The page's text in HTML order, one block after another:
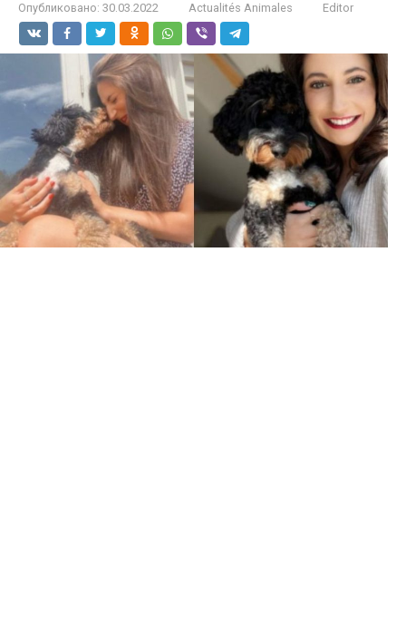
Опубликовано: 30.03.2022 Actualités Animales Editor